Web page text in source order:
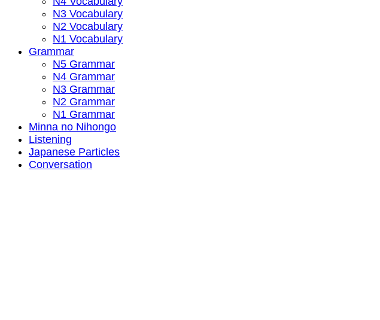
N3 Vocabulary
N2 Vocabulary
N1 Vocabulary
Grammar
N5 Grammar
N4 Grammar
N3 Grammar
N2 Grammar
N1 Grammar
Minna no Nihongo
Listening
Japanese Particles
Conversation